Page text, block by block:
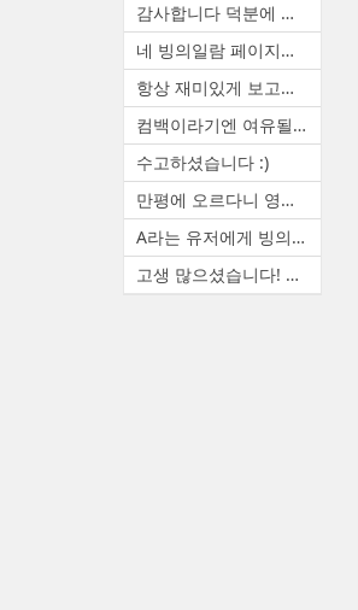
감사합니다 덕분에 천통했어요
네 빙의일람 페이지에서 볼 수...
항상 재미있게 보고있습니다. ...
컴백이라기엔 여유될때마다 랜...
수고하셨습니다 :)
만평에 오르다니 영광입니다. ...
A라는 유저에게 빙의하면 A(본...
고생 많으셨습니다! 늦은 시간...